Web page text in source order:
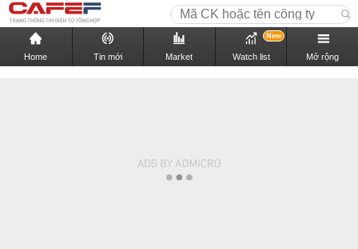
Home Tin mới Market Watch list
New
Mở rộng